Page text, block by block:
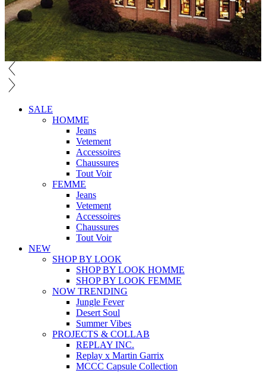
SALE
HOMME
Jeans
Vetement
Accessoires
Chaussures
Tout Voir
FEMME
Jeans
Vetement
Accessoires
Chaussures
Tout Voir
NEW
SHOP BY LOOK
SHOP BY LOOK HOMME
SHOP BY LOOK FEMME
NOW TRENDING
Jungle Fever
Desert Soul
Summer Vibes
PROJECTS & COLLAB
REPLAY INC.
Replay x Martin Garrix
MCCC Capsule Collection